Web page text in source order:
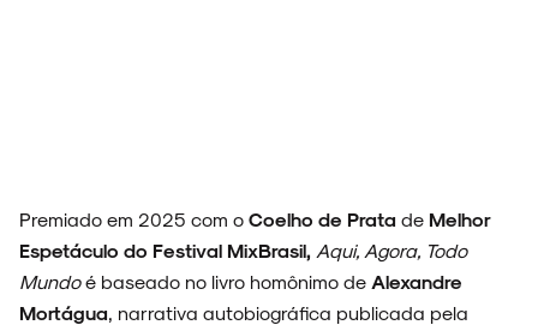
Premiado em 2025 com o Coelho de Prata de Melhor
Espetáculo do Festival MixBrasil, Aqui, Agora, Todo
Mundoé baseado no livro homônimo de Alexandre
Mortágua, narrativa autobiográfica publicada pela